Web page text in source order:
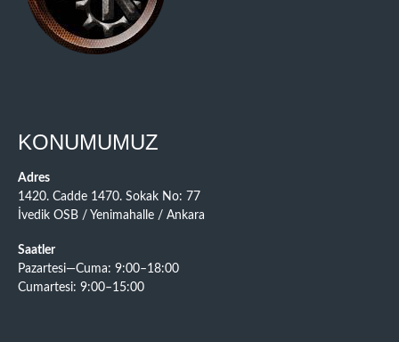
KONUMUMUZ
Adres
1420. Cadde 1470. Sokak No: 77
İvedik OSB / Yenimahalle / Ankara
Saatler
Pazartesi—Cuma: 9:00–18:00
Cumartesi: 9:00–15:00